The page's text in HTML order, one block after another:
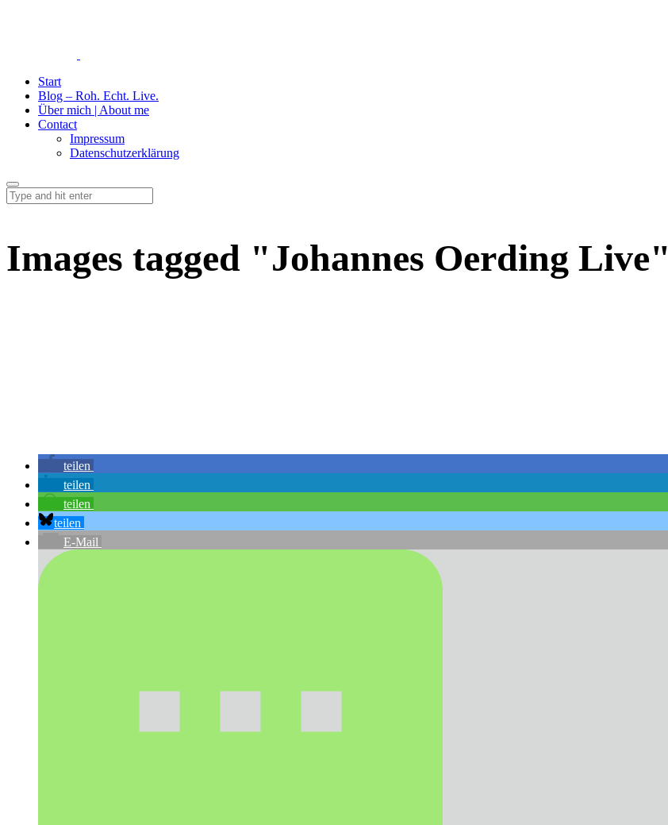
Start
Blog – Roh. Echt. Live.
Über mich | About me
Contact
Impressum
Datenschutzerklärung
Images tagged "Johannes Oerding Live"
teilen
teilen
teilen
teilen
E-Mail